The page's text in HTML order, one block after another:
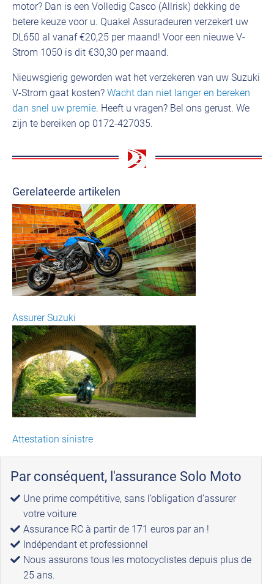
motor? Dan is een Volledig Casco (Allrisk) dekking de
betere keuze voor u. Quakel Assuradeuren verzekert uw
DL650 al vanaf €20,25 per maand! Voor een nieuwe V-
Strom 1050 is dit €30,30 per maand.
Nieuwsgierig geworden wat het verzekeren van uw Suzuki
V-Strom gaat kosten? Wacht dan niet langer en bereken
dan snel uw premie. Heeft u vragen? Bel ons gerust. We
zijn te bereiken op 0172-427035.
Gerelateerde artikelen
Assurer Suzuki
Attestation sinistre
Par conséquent, l'assurance Solo Moto
Une prime compétitive, sans l’obligation d’assurer
votre voiture
Assurance RC à partir de 171 euros par an !
Indépendant et professionnel
Nous assurons tous les motocyclistes depuis plus de
25 ans.